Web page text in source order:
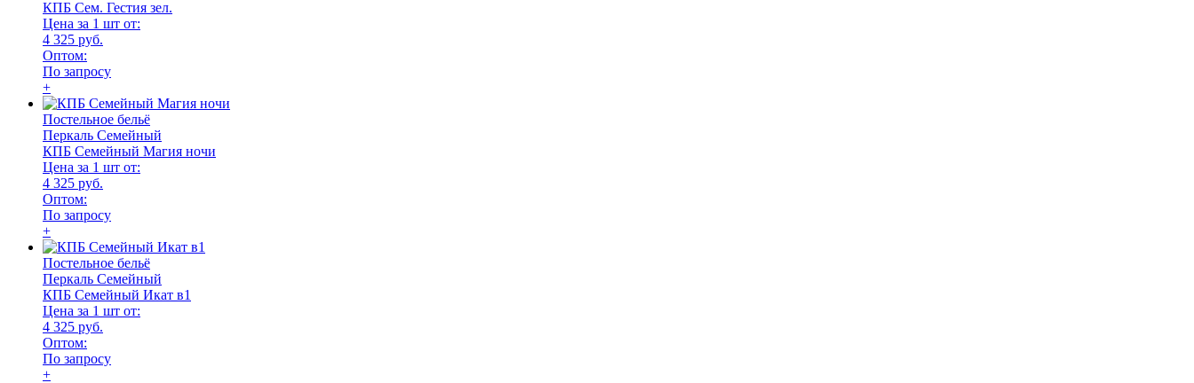
КПБ Сем. Гестия зел.
Цена за 1 шт от:
4 325 руб.
Оптом:
По запросу
+
Постельное бельё
Перкаль Семейный
КПБ Семейный Магия ночи
Цена за 1 шт от:
4 325 руб.
Оптом:
По запросу
+
Постельное бельё
Перкаль Семейный
КПБ Семейный Икат в1
Цена за 1 шт от:
4 325 руб.
Оптом:
По запросу
+